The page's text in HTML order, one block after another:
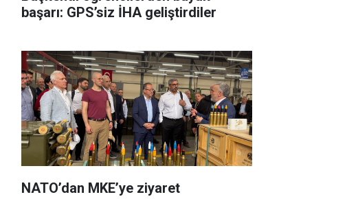
başarı: GPS’siz İHA geliştirdiler
NATO’dan MKE’ye ziyaret